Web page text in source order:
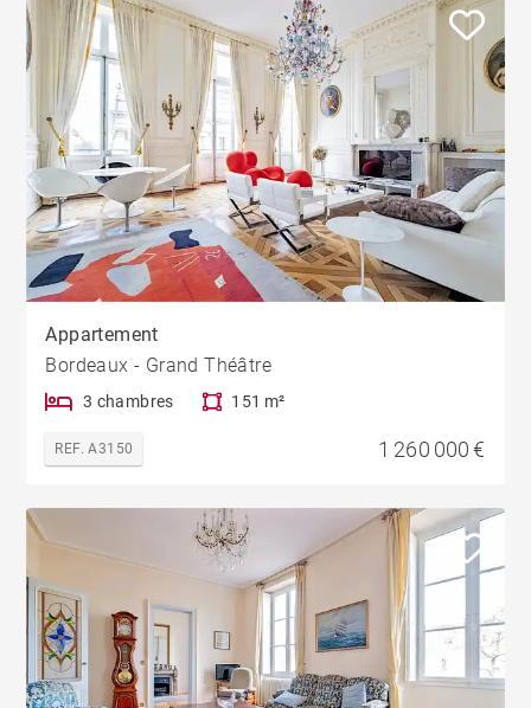
Appartement
Bordeaux - Grand Théâtre
3 chambres 151 m²
REF. A3150 1 260 000 €